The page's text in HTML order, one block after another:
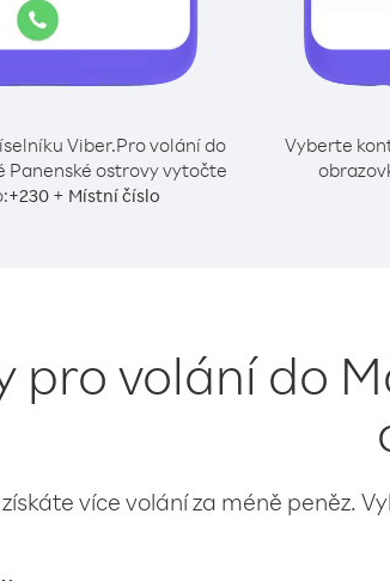
Viber.Pro volání do
Panenské ostrovy vytočte
+230 + Místní číslo
Vyberte
pro volání do
více volání za méně peněz.